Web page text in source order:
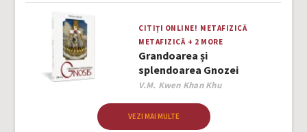
CITIȚI ONLINE! METAFIZICĂ
METAFIZICĂ + 2 MORE
Grandoarea și
splendoarea Gnozei
Author
V.M. Kwen Khan Khu
VEZI MAI MULTE